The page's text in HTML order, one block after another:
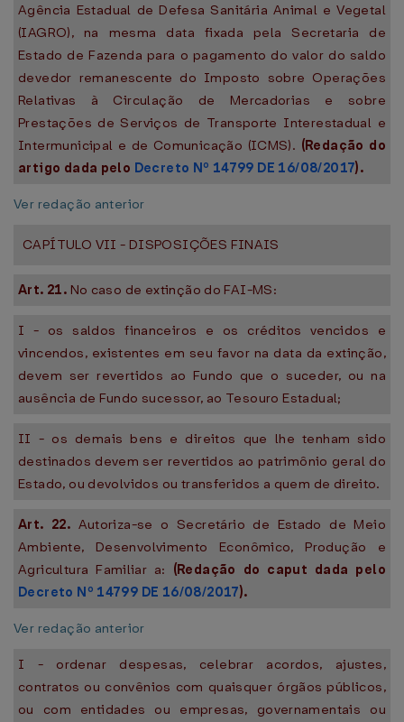
Agência Estadual de Defesa Sanitária Animal e Vegetal
(IAGRO), na mesma data fixada pela Secretaria de
Estado de Fazenda para o pagamento do valor do saldo
devedor remanescente do Imposto sobre Operações
Relativas à Circulação de Mercadorias e sobre
Prestações de Serviços de Transporte Interestadual e
Intermunicipal e de Comunicação (ICMS). (Redação do
artigo dada pelo Decreto Nº 14799 DE 16/08/2017).
Ver redação anterior
CAPÍTULO VII - DISPOSIÇÕES FINAIS
Art. 21. No caso de extinção do FAI-MS:
I - os saldos financeiros e os créditos vencidos e
vincendos, existentes em seu favor na data da extinção,
devem ser revertidos ao Fundo que o suceder, ou na
ausência de Fundo sucessor, ao Tesouro Estadual;
II - os demais bens e direitos que lhe tenham sido
destinados devem ser revertidos ao patrimônio geral do
Estado, ou devolvidos ou transferidos a quem de direito.
Art. 22. Autoriza-se o Secretário de Estado de Meio
Ambiente, Desenvolvimento Econômico, Produção e
Agricultura Familiar a: (Redação do caput dada pelo
Decreto Nº 14799 DE 16/08/2017).
Ver redação anterior
I - ordenar despesas, celebrar acordos, ajustes,
contratos ou convênios com quaisquer órgãos públicos,
ou com entidades ou empresas, governamentais ou